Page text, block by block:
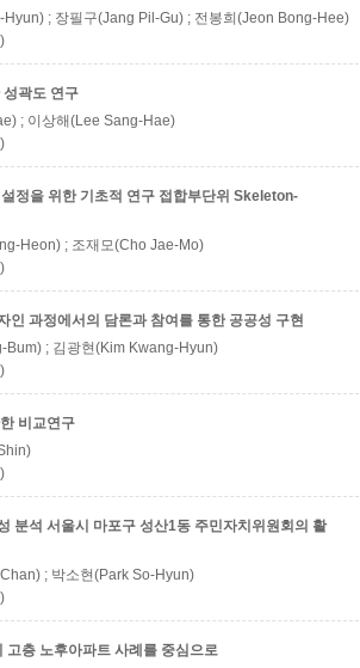
; 장필구(Jang Pil-Gu) ; 전봉희(Jeon Bong-Hee)
곽도 연구
; 이상해(Lee Sang-Hae)
정을 위한 기초적 연구 접합부단위 Skeleton-
Heon) ; 조재모(Cho Jae-Mo)
인 과정에서의 담론과 참여를 통한 공공성 구현
Bum) ; 김광현(Kim Kwang-Hyun)
비교연구
분석 서울시 마포구 성산1동 주민자치위원회의 활
; 박소현(Park So-Hyun)
고층 노후아파트 사례를 중심으로